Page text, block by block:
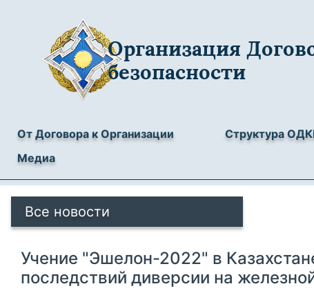
Организация
безопасности
От Договора к Организации Структура
Медиа
Все новости
Учение "Эшелон-2022" в
последствий диверсии на